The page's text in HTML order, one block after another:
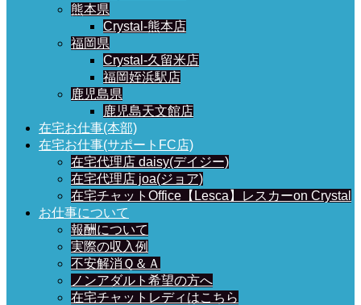
熊本県
Crystal-熊本店
福岡県
Crystal-久留米店
福岡姪浜駅店
鹿児島県
鹿児島天文館店
在宅お仕事(本部)
在宅お仕事(サポートFC店)
在宅代理店 daisy(デイジー)
在宅代理店 joa(ジョア)
在宅チャットOffice【Lesca】レスカーon Crystal
お仕事について
報酬について
実際の収入例
不安解消Ｑ＆Ａ
ノンアダルト希望の方へ
在宅チャットレディはこちら